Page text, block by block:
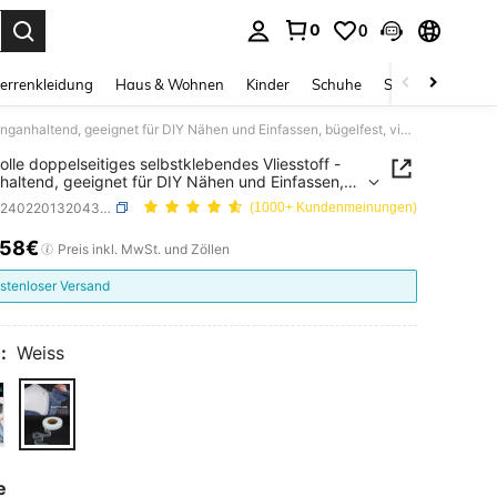
0 0
Haus & Wohnen Kinder Schuhe Schmuck &
64m/Rolle doppelseitiges selbstklebendes Vliesstoff - langanhaltend, geeignet für DIY Nähen und Einfassen, bügelfest, vielseitig einsetzbar, weiß, geeignet für Sommer, Schule
doppelseitiges selbstklebendes Vliesstoff -
geeignet für DIY Nähen und Einfassen,
vielseitig einsetzbar, weiß, geeignet für
Schule
SKU: sc2402201320430543 (1000+ Kundenmeinungen)
AND AVAILABILITY
Preis inkl. MwSt. und Zöllen
Versand
Weiss